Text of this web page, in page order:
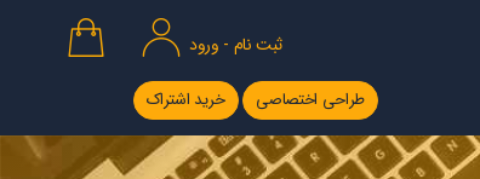
ثبت نام - ورود
طراحی اختصاصی خرید اشتراک